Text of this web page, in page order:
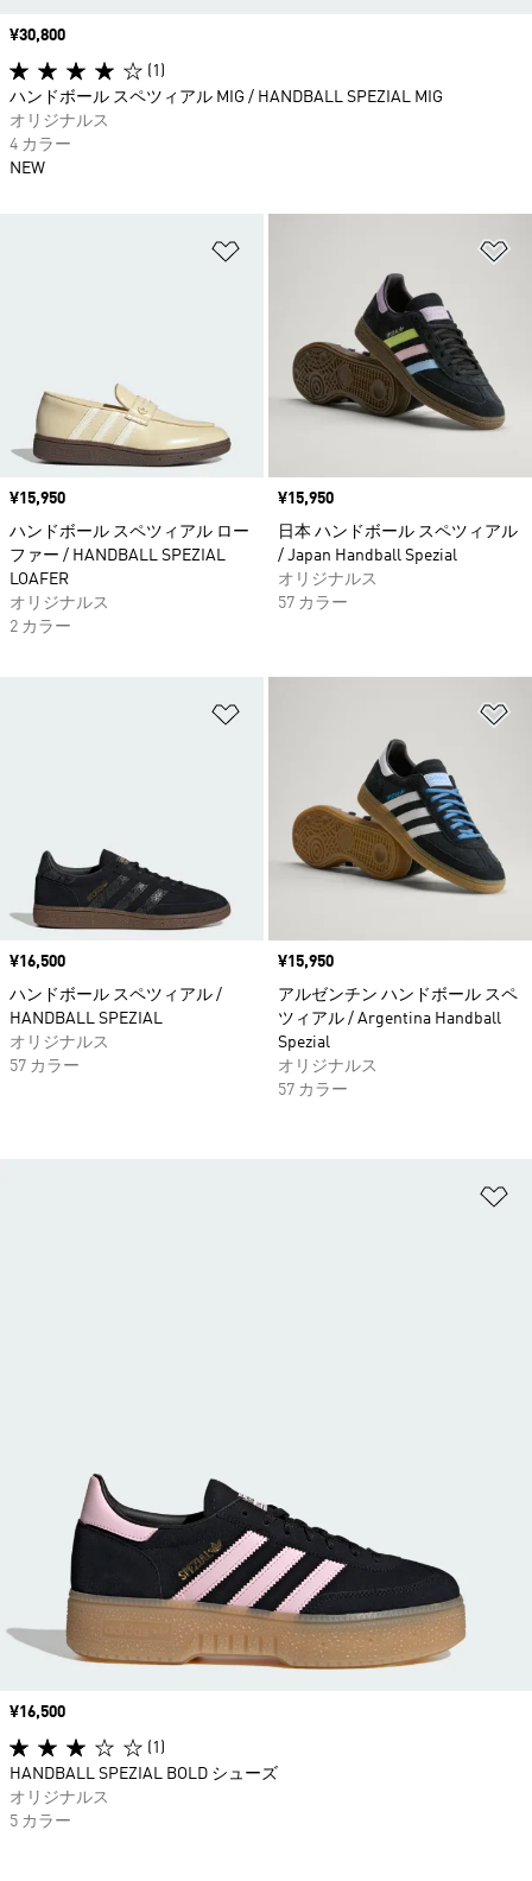
価格
¥15,950
ハンドボール スペツィアル ロー
ファー / HANDBALL SPEZIAL
LOAFER
オリジナルス
2 カラー
価格
¥15,950
日本 ハンドボール スペツィアル
/ Japan Handball Spezial
オリジナルス
57 カラー
価格
¥16,500
ハンドボール スペツィアル /
HANDBALL SPEZIAL
オリジナルス
57 カラー
価格
¥15,950
アルゼンチン ハンドボール スペ
ツィアル / Argentina Handball
Spezial
オリジナルス
57 カラー
価格
¥30,800
(1)
ハンドボール スペツィアル MIG / HANDBALL SPEZIAL MIG
オリジナルス
4 カラー
NEW
価格
¥16,500
(1)
HANDBALL SPEZIAL BOLD シューズ
オリジナルス
5 カラー